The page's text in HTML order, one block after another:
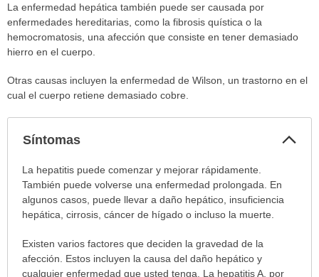
La enfermedad hepática también puede ser causada por
enfermedades hereditarias, como la fibrosis quística o la
hemocromatosis, una afección que consiste en tener demasiado
hierro en el cuerpo.
Otras causas incluyen la enfermedad de Wilson, un trastorno en el
cual el cuerpo retiene demasiado cobre.
Síntomas
Síntomas
sido
extendido.
La hepatitis puede comenzar y mejorar rápidamente.
También puede volverse una enfermedad prolongada. En
algunos casos, puede llevar a daño hepático, insuficiencia
hepática, cirrosis, cáncer de hígado o incluso la muerte.
Existen varios factores que deciden la gravedad de la
afección. Estos incluyen la causa del daño hepático y
cualquier enfermedad que usted tenga. La hepatitis A, por